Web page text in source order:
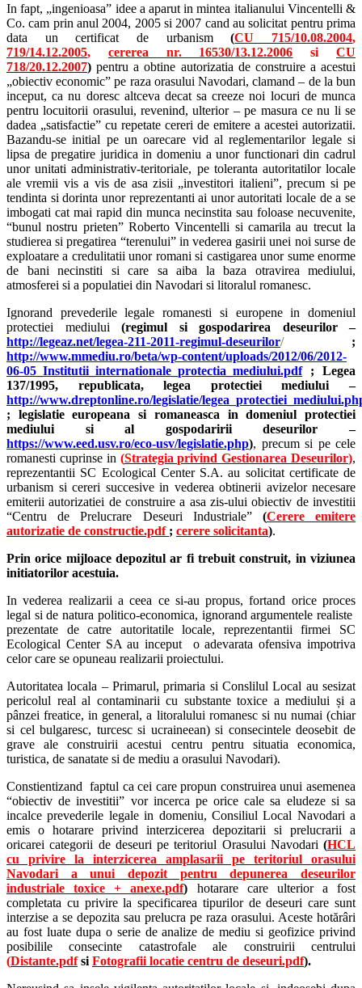
In fapt, „ingenioasa” idee a aparut in mintea italianului Vincentelli &
Co. cam prin anul 2004, 2005 si 2007 cand au solicitat pentru prima
data un certificat de urbanism(CU 715/10.08.2004,
719/14.12.2005, cererea nr. 16530/13.12.2006 siCU
718/20.12.2007) pentru a obtine autorizatia de construire a acestui
„obiectiv economic” pe raza orasului Navodari, clamand – de la bun
inceput, ca nu doresc altceva decat sa creeze noi locuri de munca
pentru locuitorii orasului, revenind, ulterior – pe masura ce nu li se
dadea „satisfactie” cu repetate cereri de emitere a acestei autorizatii.
Bazandu-se initial pe un oarecare vid al reglementarilor legale si
lipsa de pregatire juridica in domeniu a unor functionari din cadrul
unor unitati administrativ-teritoriale, pe toleranta autoritatilor locale
ale vremii vis a vis de asa zisii „investitori italieni”, precum si pe
tendinta si dorinta unor reprezentanti ai unor autoritati locale de a se
imbogati cat mai rapid din munca necinstita sau foloase necuvenite,
“bunul nostru prieten” Roberto Vincentelli si camarila au trecut la
studierea si pregatirea “terenului” in vederea gasirii unei noi surse de
exploatare a credulitatii unor romani si castigarea unor sume enorme
de bani necinstiti si care sa aiba la baza otravirea mediului,
atmosferei si a populatiei din Navodari si litoralul romanesc.
Ignorand prevederile legale romanesti si europene in domeniul
protectiei mediului (regimul si gospodarirea deseurilor –
http://legeaz.net/legea-211-2011-regimul-deseurilor/;
http://www.mmediu.ro/beta/wp-content/uploads/2012/06/2012-
06-05_Institutii_internationale_protectia_mediului.pdf; Legea
137/1995, republicata, legea protectiei mediului –
http://www.dreptonline.ro/legislatie/
; legislatie europeana si romaneasca in domeniul protectiei
mediului si al gospodaririi deseurilor –
https://www.eed.usv.ro/eco-usv/legislatie.php), precum si pe cele
romanesti cuprinse in (Strategia privind Gestionarea Deseurilor),
reprezentantii SC Ecological Center S.A. au solicitat certificate de
urbanism si cereri succesive in vederea obtinerii avizelor necesare
emiterii autorizatiei de construire a asa zis-ului obiectiv de investitii
“Centru de Prelucrare Deseuri Industriale” (Cerere emitere
autorizatie de constructie.pdf ; cerere solicitanta).
Prin orice mijloace depozitul ar fi trebuit construit, in viziunea
initiatorilor acestuia.
In vederea realizarii a ceea ce si-au propus, fortand orice proces
legal si de natura politico-economica, ignorand argumentele realiste
prezentate de catre autoritatile locale, reprezentantii firmei SC
Ecological Center SA au inceput o adevarata ofensiva impotriva
celor care se opuneau realizarii proiectului.
Autoritatea locala – Primarul, primaria si Conslilul Local au sesizat
pericolul real al contaminarii cu substante toxice a mediului și a
pânzei freatice, in general, a litoralului romanesc si nu numai (chiar
si cel bulgaresc, turcesc si ucraineean) si consecintele deosebit de
grave ale construirii acestui centru pentru situatia economica,
turistica, de sanatate si de mediu a orasului Navodari).
Constientizand faptul ca cei care propun construirea unui asemenea
“obiectiv de investitii” vor incerca pe orice cale sa eludeze si sa
incalce prevederile legale in domeniu, Consiliul Local Navodari a
emis o hotarare privind interzicerea depozitarii si prelucrarii a
oricarei categorii de deseuri pe teritoriul Orasului Navodari (HCL
cu privire la interzicerea amplasarii pe teritoriul orasului
Navodari a unui depozit pentru depunerea deseurilor
industriale toxice + anexe.pdf) hotarare care ulterior a fost
completata cu privire la specificarea tipurilor de deseuri care sunt
interzise a se depozita sau prelucra pe raza orasului. Aceste hotărâri
au fost luate dupa o serie de analize de mediu si geofizice privind
posibilile consecinte catastrofale ale construirii centrului
(Distante.pdfsi Fotografii locatie centru de deseuri.pdf).